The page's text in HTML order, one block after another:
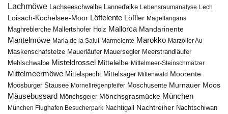
Lachmöwe Lachseeschwalbe Lannerfalke Lebensraumanalyse Lech
Loisach-Kochelsee-Moor Löffelente Löffler Magellangans
Maghreblerche Mallertshofer Holz Mallorca Mandarinente
Mantelmöwe Maria de la Salut Marmelente Marokko Marzoller Au
Maskenschafstelze Mauerläufer Mauersegler Meerstrandläufer
Mehlschwalbe Misteldrossel Mittelelbe Mittelmeer-Steinschmätzer
Mittelmeermöwe Mittelspecht Mittelsäger Mittenwald Moorente
Moosburger Stausee Mornellregenpfeifer Moschusente Murnauer Moos
Mäusebussard Mönchsgeier Mönchsgrasmücke München
München Flughafen Besucherpark Nachtigall Nachtreiher Nachtschiwan